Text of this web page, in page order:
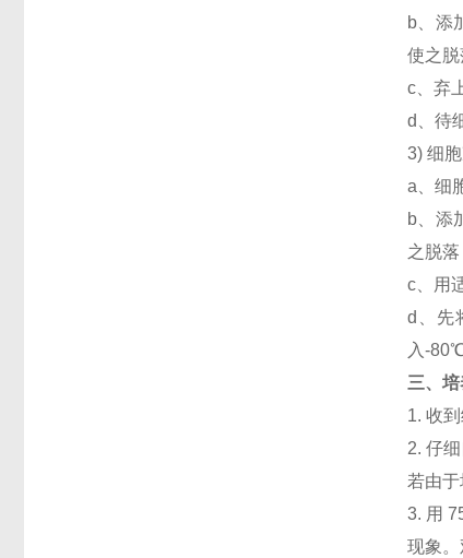
b、添
使之
c、弃
d、待
3) 细
a、细
b、添
之脱
c、用
d、先
入-80℃
三、
1. 收
2. 仔
若由
3. 用
现象